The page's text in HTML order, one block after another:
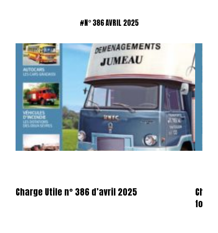
#N° 386 AVRIL 2025
Charge Utile n° 386 d’avril 2025